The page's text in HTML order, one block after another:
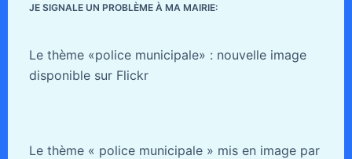
JE SIGNALE UN PROBLÈME À MA MAIRIE:
Le thème «police municipale» : nouvelle image
disponible sur Flickr
Le thème « police municipale » mis en image par